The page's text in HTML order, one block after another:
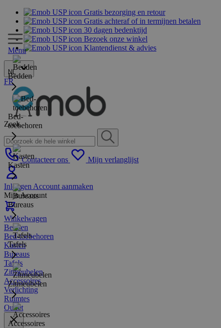
Gratis bezorging en retour
Gratis achteraf of in termijnen betalen
30 dagen bedenktijd
Bezoek onze winkel
Klantendienst & advies
NL
FR
Zoek
Contacteer ons Mijn verlanglijst
Inloggen Account aanmaken
Mijn Account
Winkelwagen
Menu
Bedden
Bed-
toebehoren
Kasten
Bureaus
Tafels
Zitmeubelen
Accessoires
Bedden
Bed-toebehoren
Kasten
Bureaus
Tafels
Zitmeubelen
Accessoires
Verlichting
Ruimtes
Outlet